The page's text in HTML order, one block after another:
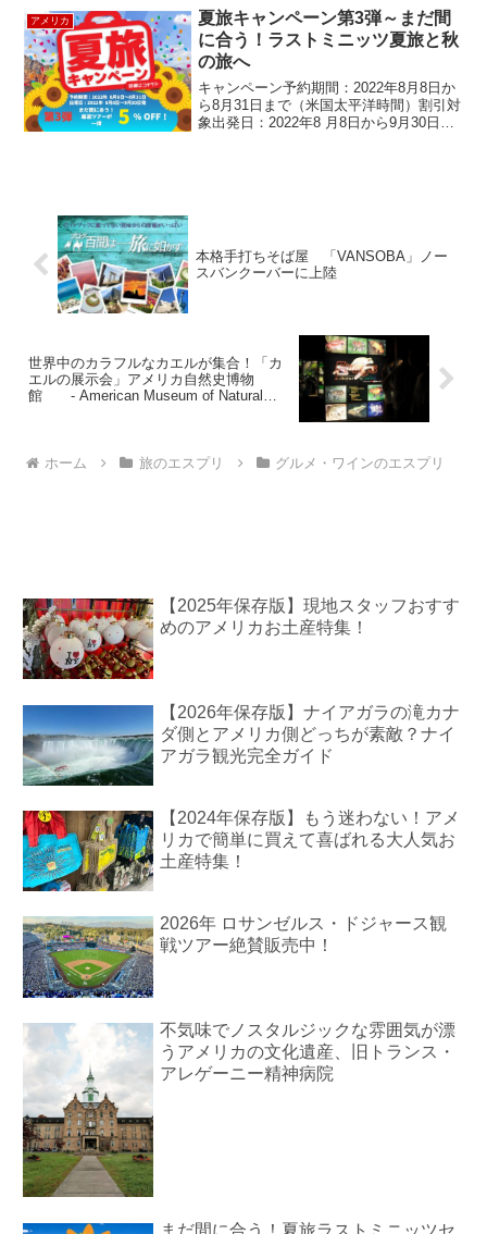
ホテルに泊まろうかな」 っと迷ってる
方、こちらが...
アメリカ
夏旅キャンペーン第3弾～まだ間
に合う！ラストミニッツ夏旅と秋
の旅へ
キャンペーン予約期間：2022年8月8日か
ら8月31日まで（米国太平洋時間）割引対
象出発日：2022年8 月8日から9月30日発
本格手打ちそば屋 「VANSOBA」ノー
スバンクーバーに上陸
世界中のカラフルなカエルが集合！「カ
エルの展示会」アメリカ自然史博物
館 - American Museum of Natural
ホーム 旅のエスプリ グルメ・ワインのエスプリ
【2025年保存版】現地スタッフおすす
めのアメリカお土産特集！
【2026年保存版】ナイアガラの滝カナ
ダ側とアメリカ側どっちが素敵？ナイ
アガラ観光完全ガイド
【2024年保存版】もう迷わない！アメ
リカで簡単に買えて喜ばれる大人気お
土産特集！
2026年 ロサンゼルス・ドジャース観
戦ツアー絶賛販売中！
不気味でノスタルジックな雰囲気が漂
うアメリカの文化遺産、旧トランス・
アレゲーニー精神病院
まだ間に合う！夏旅ラストミニッツセ